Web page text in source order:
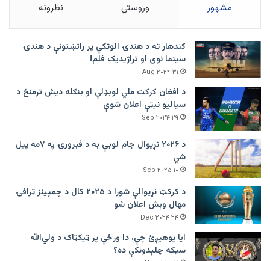
مشهور وروستي نظرونه
کندهار ته د هندۍ الوتکې پر راتښتونې د هندۍ
سینما نوی او تراژيديک فلم!
۳۱ Aug ۲۰۲۴
د افغان کرکت ملي لوبډلې او بنګله دیش ترمنځ د
سیالیو نیټې اعلان شوې
۲۹ Sep ۲۰۲۴
د ۲۰۲۶ نړیوال جام لوبې به د فبرورۍ په ۷مه پیل
شي
۱۰ Sep ۲۰۲۵
د کرکټ نړیوالې شورا د ۲۰۲۵ کال د چمپینز ټرافۍ
مهال وېش اعلان شو
۲۴ Dec ۲۰۲۴
ایا پوهیږئ چې، دا ورځې پر ټيکټاک د ولي‌الله
سیکه چلېدونکې ده؟